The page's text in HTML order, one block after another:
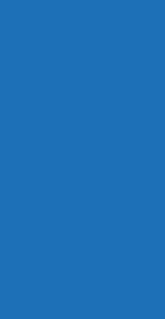
satın aldığı
bakkallar,